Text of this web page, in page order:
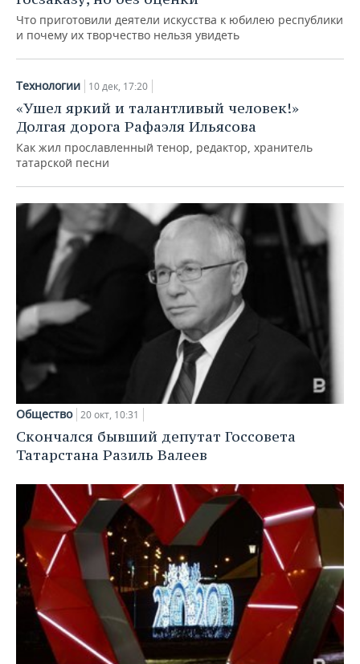
Что приготовили деятели искусства к юбилею республики
и почему их творчество нельзя увидеть
Технологии 10 дек, 17:20
«Ушел яркий и талантливый человек!»
Долгая дорога Рафаэля Ильясова
Как жил прославленный тенор, редактор, хранитель
татарской песни
Общество 20 окт, 10:31
Скончался бывший депутат Госсовета
Татарстана Разиль Валеев